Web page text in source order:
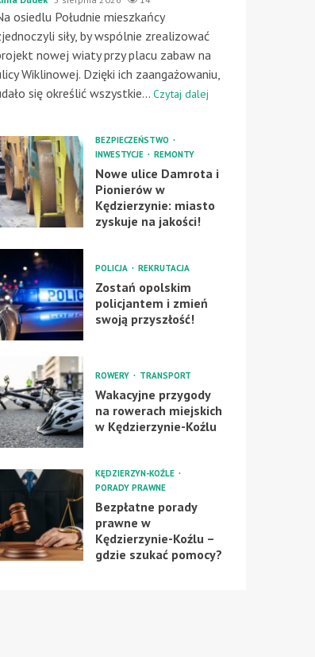
osiedlu Południe mieszkańcy
siły, by wspólnie zrealizować
nowej wiaty przy placu zabaw na
Wiklinowej. Dzięki ich zaangażowaniu,
się określić wszystkie... Czytaj dalej
BEZPIECZEŃSTWO
INWESTYCJE
REMONTY
Nowe ulice Damrota i
Pionierów w
Kędzierzynie: miasto
zyskuje na jakości!
POLICJA REKRUTACJA
Zostań opolskim
policjantem i zmień
swoją przyszłość!
ROWERY TRANSPORT
Wakacyjne przygody
na rowerach miejskich
w Kędzierzynie-Koźlu
KĘDZIERZYN-KOŹLE
PORADY PRAWNE
Bezpłatne porady
prawne w
Kędzierzynie-Koźlu –
gdzie szukać pomocy?